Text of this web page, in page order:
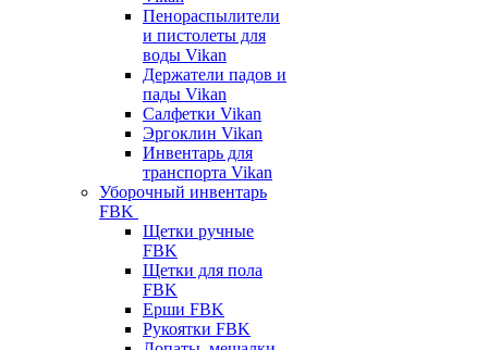
Пенораспылители
и пистолеты для
воды Vikan
Держатели падов и
пады Vikan
Салфетки Vikan
Эргоклин Vikan
Инвентарь для
транспорта Vikan
Уборочный инвентарь
FBK
Щетки ручные
FBK
Щетки для пола
FBK
Ерши FBK
Рукоятки FBK